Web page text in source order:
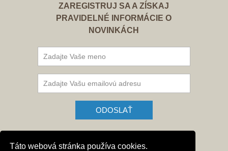
Táto webová stránka používa cookies.
ZAREGISTRUJ SA A ZÍSKAJ
PRAVIDELNÉ INFORMÁCIE O
NOVINKÁCH
SLEDUJTE NÁS NA FACEBOOKU